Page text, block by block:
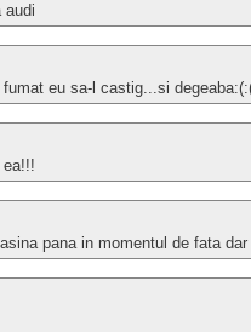
audi
eu sa-l castig...si
pana in momentul de fata